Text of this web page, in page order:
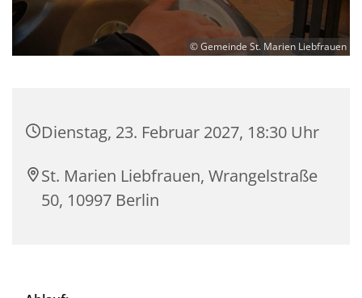
© Gemeinde St. Marien Liebfrauen
Dienstag, 23. Februar 2027, 18:30 Uhr
St. Marien Liebfrauen, Wrangelstraße
50, 10997 Berlin